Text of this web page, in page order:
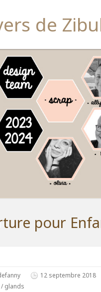
de
pour
12 septembre 2018
glands